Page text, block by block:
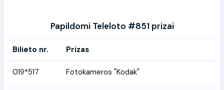
Papildomi Teleloto #851 prizai
Bilieto nr. Prizas
019*517 Fotokameros "Kodak"